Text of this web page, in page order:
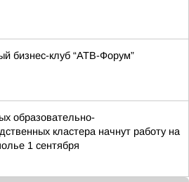
бизнес-клуб “АТВ-Форум”
образовательно-
кластера начнут работу на
1 сентября